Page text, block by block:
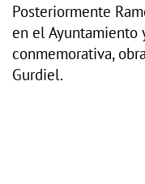
Posteriormente
en el Ayuntamiento
conmemorativa,
Gurdiel.